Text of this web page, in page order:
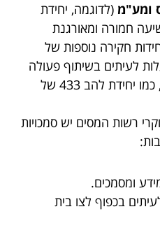
ומע"מ (לדוגמה, יחידת
חמורה ומאורגנת
חקירה נוספות של
לעיתים בשיתוף פעולה
עם גופי אכיפה נוספים, כמו יחידת להב 433 של
רשות המסים יש סמכויות
ומסמכים.
בכפוף לצו בית